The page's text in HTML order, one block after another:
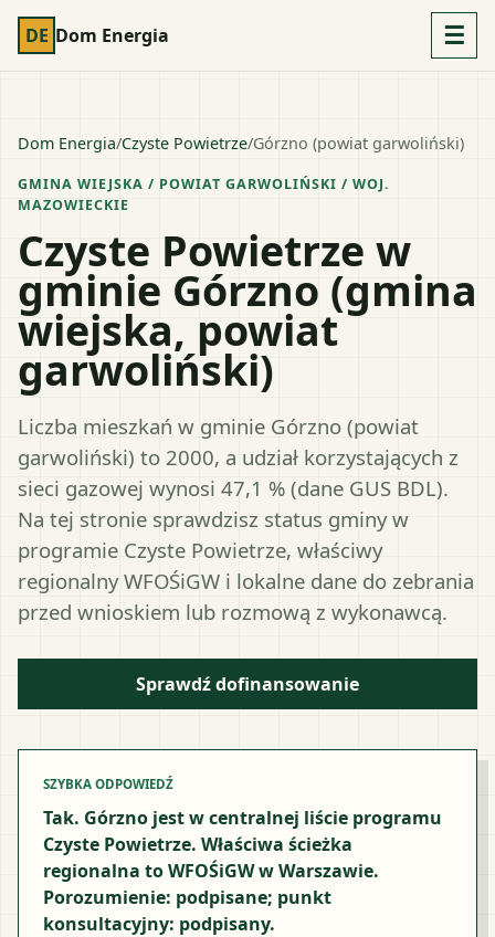
DE Dom Energia ☰
Dom Energia/Czyste Powietrze/Górzno (powiat garwoliński)
GMINA WIEJSKA / POWIAT GARWOLIŃSKI / WOJ.
MAZOWIECKIE
Czyste Powietrze w
gminie Górzno (gmina
wiejska, powiat
garwoliński)
Liczba mieszkań w gminie Górzno (powiat
garwoliński) to 2000, a udział korzystających z
sieci gazowej wynosi 47,1 % (dane GUS BDL).
Na tej stronie sprawdzisz status gminy w
programie Czyste Powietrze, właściwy
regionalny WFOŚiGW i lokalne dane do zebrania
przed wnioskiem lub rozmową z wykonawcą.
Sprawdź dofinansowanie
SZYBKA ODPOWIEDŹ
Tak. Górzno jest w centralnej liście programu
Czyste Powietrze. Właściwa ścieżka
regionalna to WFOŚiGW w Warszawie.
Porozumienie: podpisane; punkt
konsultacyjny: podpisany.